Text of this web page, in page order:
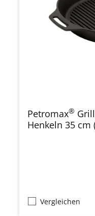
Petromax®
Henkeln 35 cm
Vergleichen